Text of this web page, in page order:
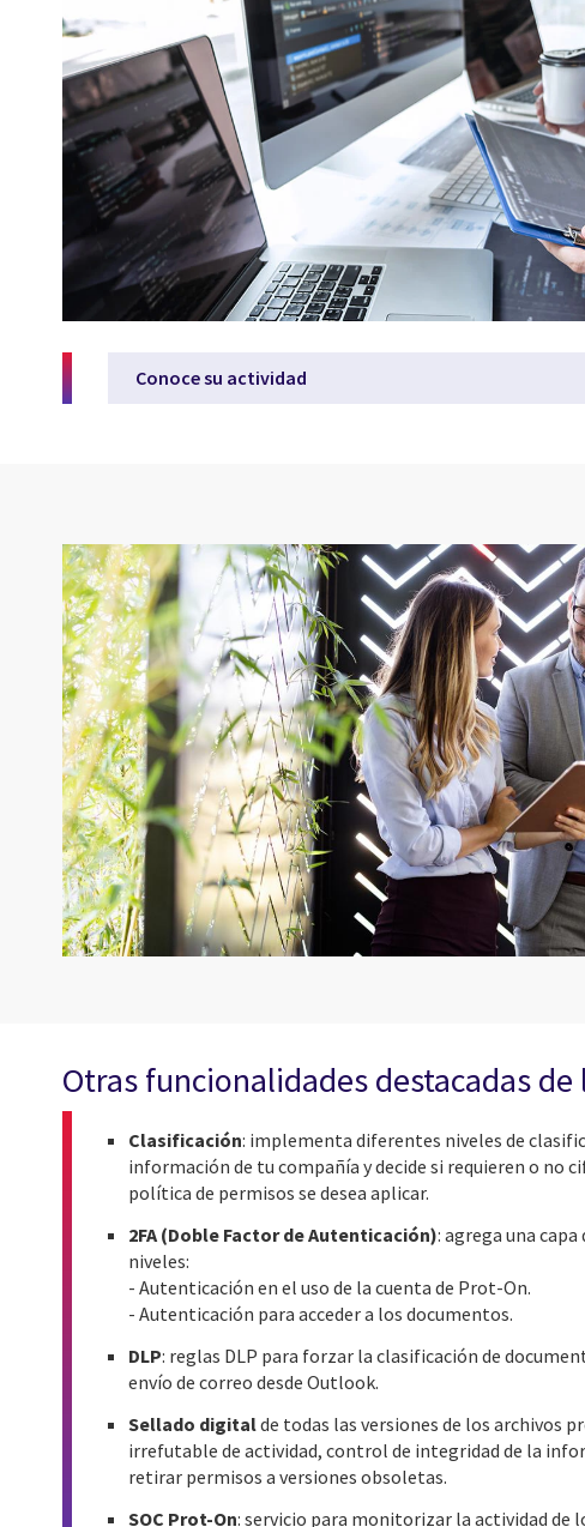
Conoce su actividad
Otras funcionalidades destacadas de
Clasificación: implementa diferentes niveles de
información de tu compañía y decide si requieren o no
política de permisos se desea aplicar.
2FA (Doble Factor de Autenticación): agrega una capa
niveles:
- Autenticación en el uso de la cuenta de Prot-On.
- Autenticación para acceder a los documentos.
DLP: reglas DLP para forzar la clasificación de
envío de correo desde Outlook.
Sellado digitalde todas las versiones de los archivos
irrefutable de actividad, control de integridad de la
retirar permisos a versiones obsoletas.
SOC Prot-On: servicio para monitorizar la actividad de